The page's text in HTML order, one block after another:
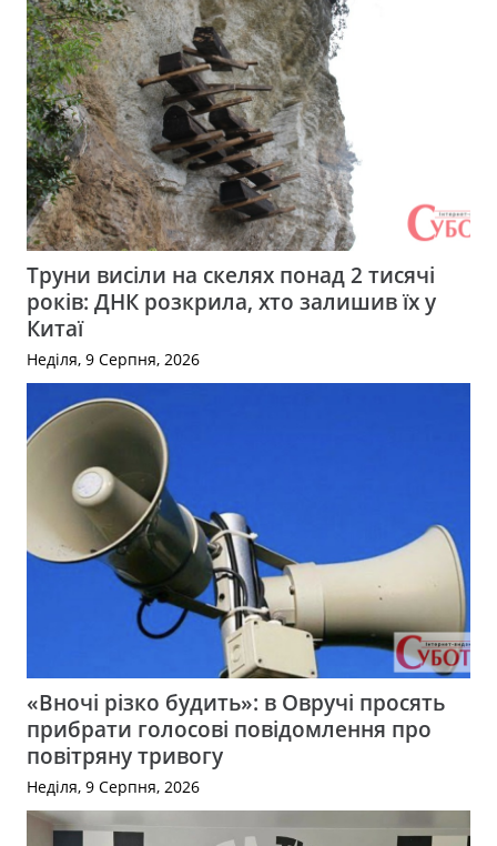
Труни висіли на скелях понад 2 тисячі
років: ДНК розкрила, хто залишив їх у
Китаї
Неділя, 9 Серпня, 2026
«Вночі різко будить»: в Овручі просять
прибрати голосові повідомлення про
повітряну тривогу
Неділя, 9 Серпня, 2026